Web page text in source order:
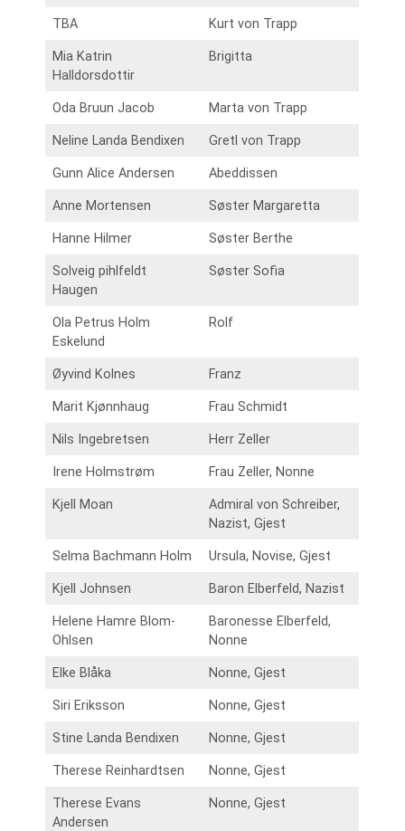
TBA Kurt von Trapp
Mia Katrin
Halldorsdottir
Brigitta
Oda Bruun Jacob Marta von Trapp
Neline Landa Bendixen Gretl von Trapp
Gunn Alice Andersen Abeddissen
Anne Mortensen Søster Margaretta
Hanne Hilmer Søster Berthe
Solveig pihlfeldt
Haugen
Søster Sofia
Ola Petrus Holm
Eskelund
Rolf
Øyvind Kolnes Franz
Marit Kjønnhaug Frau Schmidt
Nils Ingebretsen Herr Zeller
Irene Holmstrøm Frau Zeller, Nonne
Kjell Moan
Admiral von Schreiber,
Nazist, Gjest
Selma Bachmann Holm Ursula, Novise, Gjest
Kjell Johnsen Baron Elberfeld, Nazist
Helene Hamre Blom-
Ohlsen
Baronesse Elberfeld,
Nonne
Elke Blåka Nonne, Gjest
Siri Eriksson Nonne, Gjest
Stine Landa Bendixen Nonne, Gjest
Therese Reinhardtsen Nonne, Gjest
Therese Evans
Andersen
Nonne, Gjest